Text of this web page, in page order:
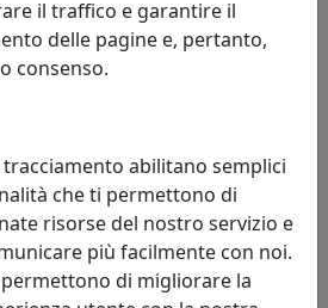
CHIASMO KING, COD. 0OR3310C44
il traffico e garantire il
delle pagine e, pertanto,
consenso.
abilitano semplici
che ti permettono di
risorse del nostro servizio e
più facilmente con noi.
di migliorare la